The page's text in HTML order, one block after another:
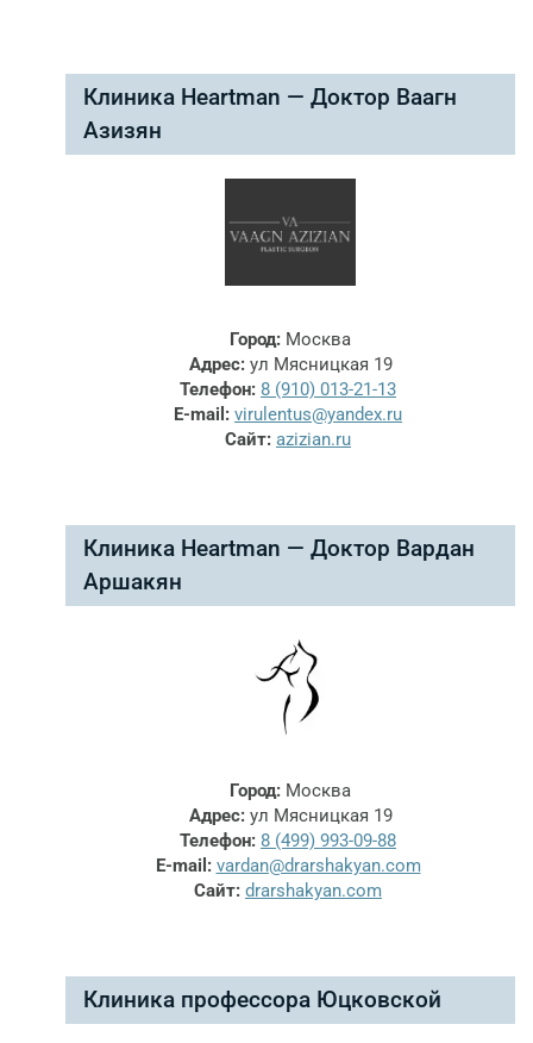
Клиника Heartman — Доктор Ваагн
Азизян
Город: Москва
Адрес:ул Мясницкая 19
Телефон: 8 (910) 013-21-13
E-mail: virulentus@yandex.ru
Сайт: azizian.ru
Клиника Heartman — Доктор Вардан
Аршакян
Город: Москва
Адрес:ул Мясницкая 19
Телефон: 8 (499) 993-09-88
E-mail: vardan@drarshakyan.com
Сайт: drarshakyan.com
Клиника профессора Юцковской